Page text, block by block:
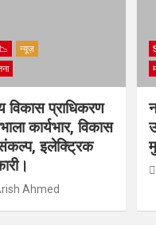
न्यूज़
प्राधिकरण
कार्यभार, विकास
इलेक्ट्रिक
Ahmed